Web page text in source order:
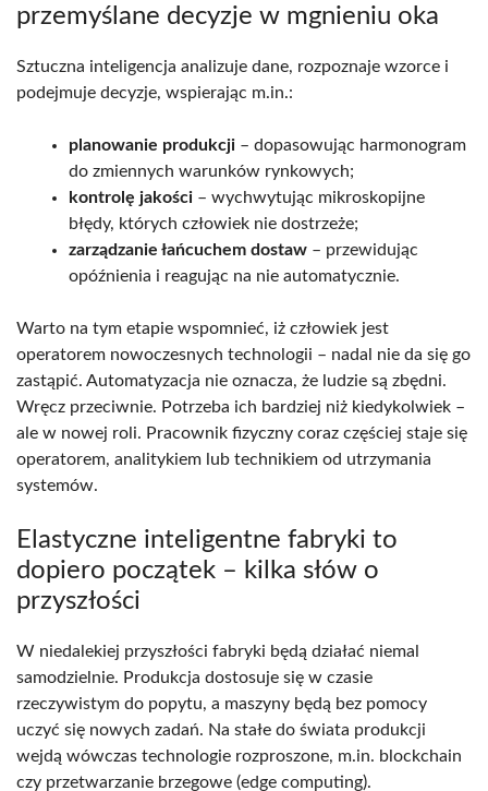
przemyślane decyzje w mgnieniu oka
Sztuczna inteligencja analizuje dane, rozpoznaje wzorce i
podejmuje decyzje, wspierając m.in.:
planowanie produkcji – dopasowując harmonogram
do zmiennych warunków rynkowych;
kontrolę jakości – wychwytując mikroskopijne
błędy, których człowiek nie dostrzeże;
zarządzanie łańcuchem dostaw – przewidując
opóźnienia i reagując na nie automatycznie.
Warto na tym etapie wspomnieć, iż człowiek jest
operatorem nowoczesnych technologii – nadal nie da się go
zastąpić. Automatyzacja nie oznacza, że ludzie są zbędni.
Wręcz przeciwnie. Potrzeba ich bardziej niż kiedykolwiek –
ale w nowej roli. Pracownik fizyczny coraz częściej staje się
operatorem, analitykiem lub technikiem od utrzymania
systemów.
Elastyczne inteligentne fabryki to
dopiero początek – kilka słów o
przyszłości
W niedalekiej przyszłości fabryki będą działać niemal
samodzielnie. Produkcja dostosuje się w czasie
rzeczywistym do popytu, a maszyny będą bez pomocy
uczyć się nowych zadań. Na stałe do świata produkcji
wejdą wówczas technologie rozproszone, m.in. blockchain
czy przetwarzanie brzegowe (edge computing).